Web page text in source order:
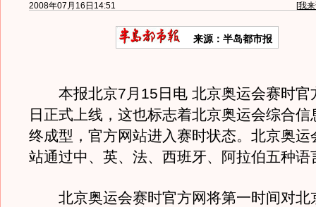
2008年07月16日14:51 [我
来源：半岛都市报
本报北京7月15日电 北京奥运会赛时官
日正式上线，这也标志着北京奥运会综合信
终成型，官方网站进入赛时状态。北京奥运
站通过中、英、法、西班牙、阿拉伯五种语
北京奥运会赛时官方网将第一时间对北